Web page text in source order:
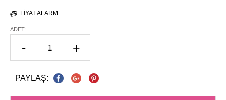
FIYAT ALARM
ADET:
- +
PAYLAŞ: